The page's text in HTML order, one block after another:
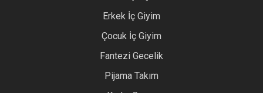
Erkek İç Giyim
Çocuk İç Giyim
Fantezi Gecelik
Pijama Takım